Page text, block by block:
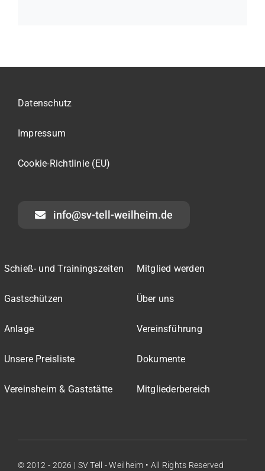
Datenschutz
Impressum
Cookie-Richtlinie (EU)
info@sv-tell-weilheim.de
Schieß- und Trainingszeiten
Gastschützen
Anlage
Unsere Preisliste
Vereinsheim & Gaststätte
Mitglied werden
Über uns
Vereinsführung
Dokumente
Mitgliederbereich
© 2012 - 2026 | SV Tell - Weilheim • All Rights Reserved